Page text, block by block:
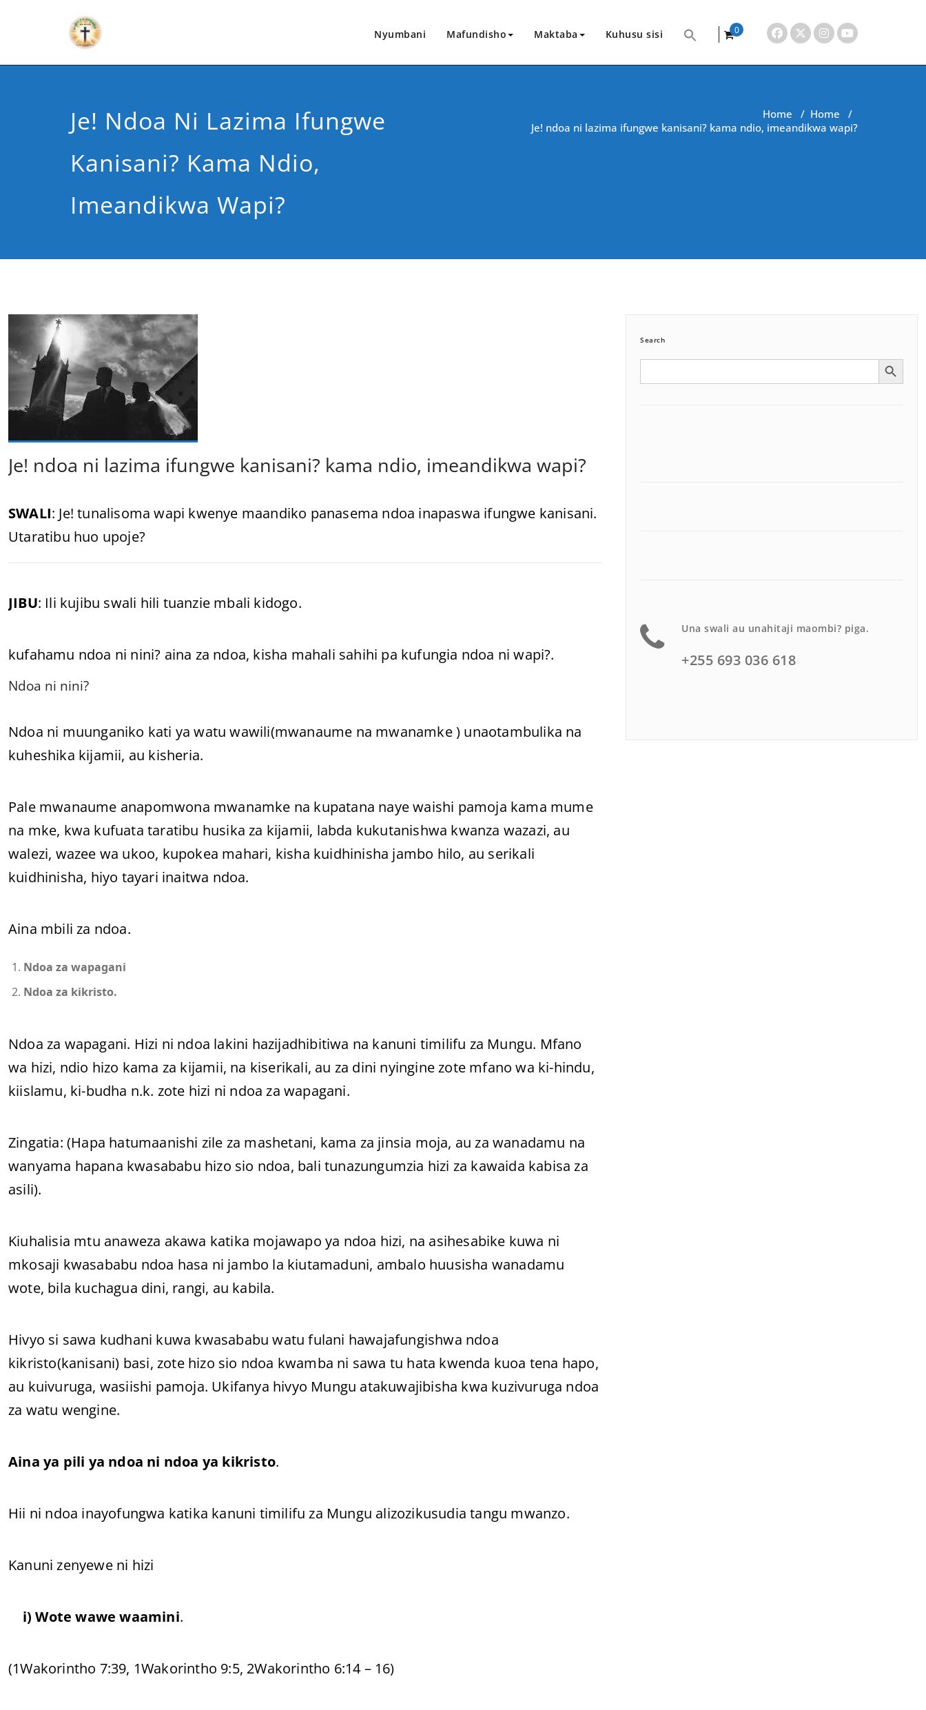
Nyumbani Mafundisho Maktaba Kuhusu sisi
0
Je! Ndoa Ni Lazima Ifungwe
Kanisani? Kama Ndio,
Imeandikwa Wapi?
Home / Home /
Je! ndoa ni lazima ifungwe kanisani? kama ndio, imeandikwa wapi?
Je! ndoa ni lazima ifungwe kanisani? kama ndio, imeandikwa wapi?
SWALI: Je! tunalisoma wapi kwenye maandiko panasema ndoa inapaswa ifungwe kanisani.
Utaratibu huo upoje?
JIBU: Ili kujibu swali hili tuanzie mbali kidogo.
kufahamu ndoa ni nini? aina za ndoa, kisha mahali sahihi pa kufungia ndoa ni wapi?.
Ndoa ni nini?
Ndoa ni muunganiko kati ya watu wawili(mwanaume na mwanamke ) unaotambulika na
kuheshika kijamii, au kisheria.
Pale mwanaume anapomwona mwanamke na kupatana naye waishi pamoja kama mume
na mke, kwa kufuata taratibu husika za kijamii, labda kukutanishwa kwanza wazazi, au
walezi, wazee wa ukoo, kupokea mahari, kisha kuidhinisha jambo hilo, au serikali
kuidhinisha, hiyo tayari inaitwa ndoa.
Aina mbili za ndoa.
Ndoa za wapagani
Ndoa za kikristo.
Ndoa za wapagani. Hizi ni ndoa lakini hazijadhibitiwa na kanuni timilifu za Mungu. Mfano
wa hizi, ndio hizo kama za kijamii, na kiserikali, au za dini nyingine zote mfano wa ki-hindu,
kiislamu, ki-budha n.k. zote hizi ni ndoa za wapagani.
Zingatia: (Hapa hatumaanishi zile za mashetani, kama za jinsia moja, au za wanadamu na
wanyama hapana kwasababu hizo sio ndoa, bali tunazungumzia hizi za kawaida kabisa za
asili).
Kiuhalisia mtu anaweza akawa katika mojawapo ya ndoa hizi, na asihesabike kuwa ni
mkosaji kwasababu ndoa hasa ni jambo la kiutamaduni, ambalo huusisha wanadamu
wote, bila kuchagua dini, rangi, au kabila.
Hivyo si sawa kudhani kuwa kwasababu watu fulani hawajafungishwa ndoa
kikristo(kanisani) basi, zote hizo sio ndoa kwamba ni sawa tu hata kwenda kuoa tena hapo,
au kuivuruga, wasiishi pamoja. Ukifanya hivyo Mungu atakuwajibisha kwa kuzivuruga ndoa
za watu wengine.
Aina ya pili ya ndoa ni ndoa ya kikristo.
Hii ni ndoa inayofungwa katika kanuni timilifu za Mungu alizozikusudia tangu mwanzo.
Kanuni zenyewe ni hizi
i) Wote wawe waamini.
(1Wakorintho 7:39, 1Wakorintho 9:5, 2Wakorintho 6:14 – 16)
Search
Search Search Button
Una swali au unahitaji maombi? piga.
+255 693 036 618